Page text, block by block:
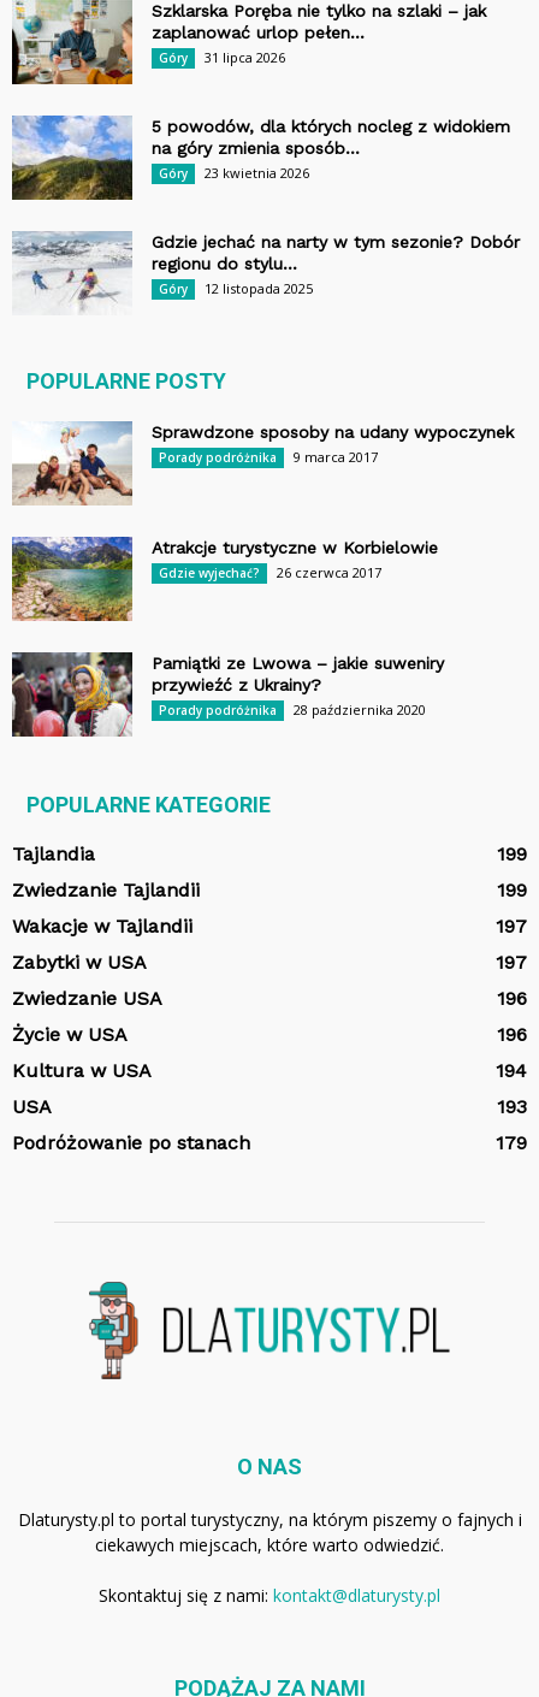
Szklarska Poręba nie tylko na szlaki – jak
zaplanować urlop pełen...
Góry 31 lipca 2026
5 powodów, dla których nocleg z widokiem
na góry zmienia sposób...
Góry 23 kwietnia 2026
Gdzie jechać na narty w tym sezonie? Dobór
regionu do stylu...
Góry 12 listopada 2025
POPULARNE POSTY
Sprawdzone sposoby na udany wypoczynek
Porady podróżnika 9 marca 2017
Atrakcje turystyczne w Korbielowie
Gdzie wyjechać? 26 czerwca 2017
Pamiątki ze Lwowa – jakie suweniry
przywieźć z Ukrainy?
Porady podróżnika 28 października 2020
POPULARNE KATEGORIE
Tajlandia
199
Zwiedzanie Tajlandii
199
Wakacje w Tajlandii
197
Zabytki w USA
197
Zwiedzanie USA
196
Życie w USA
196
Kultura w USA
194
USA
193
Podróżowanie po stanach
179
O NAS
Dlaturysty.pl to portal turystyczny, na którym piszemy o fajnych i
ciekawych miejscach, które warto odwiedzić.
Skontaktuj się z nami: kontakt@dlaturysty.pl
PODĄŻAJ ZA NAMI